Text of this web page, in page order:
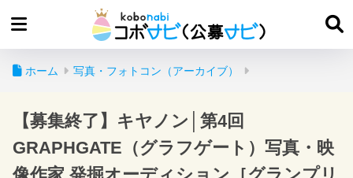
ホーム 写真・フォトコン（アーカイブ）
【募集終了】キヤノン│第4回
GRAPHGATE（グラフゲート）写真・映